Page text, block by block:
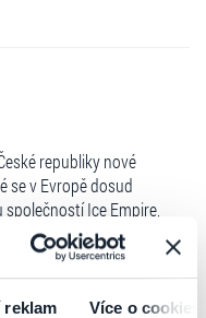
reklam Více o cookies
republiky nové
se v Evropě dosud
Ice Empire,
on Ice a mnoho
jedinečnou
Tuto show budou mít
a to v Německu, Francii,